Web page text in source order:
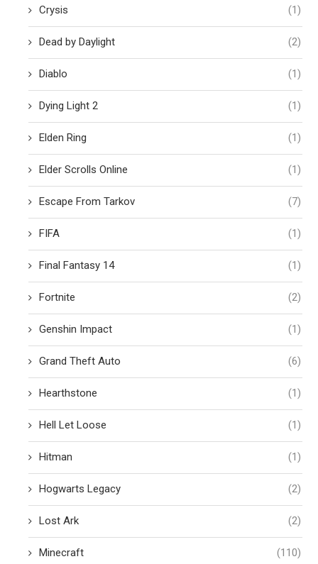
Crysis (1)
Dead by Daylight (2)
Diablo (1)
Dying Light 2 (1)
Elden Ring (1)
Elder Scrolls Online (1)
Escape From Tarkov (7)
FIFA (1)
Final Fantasy 14 (1)
Fortnite (2)
Genshin Impact (1)
Grand Theft Auto (6)
Hearthstone (1)
Hell Let Loose (1)
Hitman (1)
Hogwarts Legacy (2)
Lost Ark (2)
Minecraft (110)